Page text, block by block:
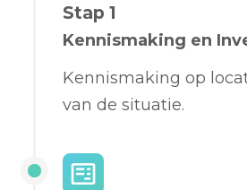
Stap 1
Kennismaking en
Kennismaking op
van de situatie.